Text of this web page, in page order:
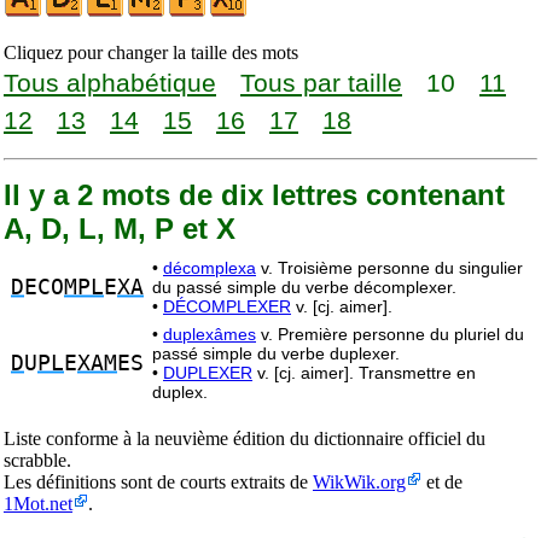
Cliquez pour changer la taille des mots
Tous alphabétique Tous par taille 10
11
12
13 14 15 16 17 18
Il y a 2 mots de dix lettres contenant
A, D, L, M, P et X
D ECOMPL EXA
• décomplexa v. Troisième personne du singulier
du passé simple du verbe décomplexer.
• DÉCOMPLEXER v. [cj. aimer].
DU PL EXAM ES
• duplexâmes v. Première personne du pluriel du
passé simple du verbe duplexer.
• DUPLEXER v. [cj. aimer]. Transmettre en
duplex.
Liste conforme à la neuvième édition du dictionnaire officiel du
scrabble.
Les définitions sont de courts extraits de WikWik.org
et de
1Mot.net
.